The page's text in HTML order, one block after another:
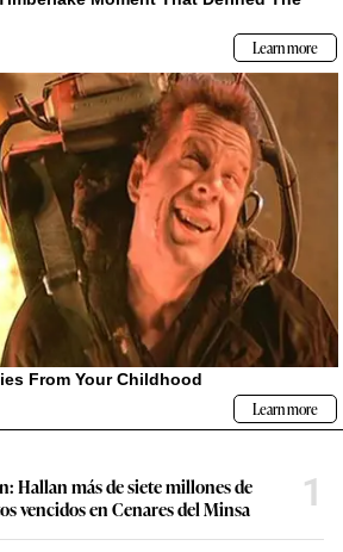
Hallan más de siete millones de
vencidos en Cenares del Minsa
1